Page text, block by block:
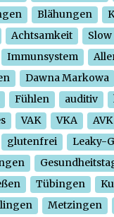
Blähungen
Achtsamkeit
Slow
Immunsystem
Dawna Markowa
Fühlen auditiv
VAK VKA
AVK
glutenfrei
Leaky-
Tübingen
Metzingen